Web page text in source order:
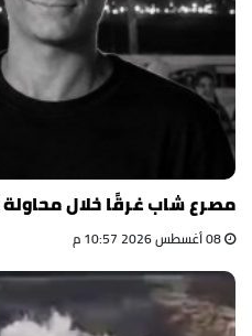
مصرع شاب غرقًا خلال محاولة